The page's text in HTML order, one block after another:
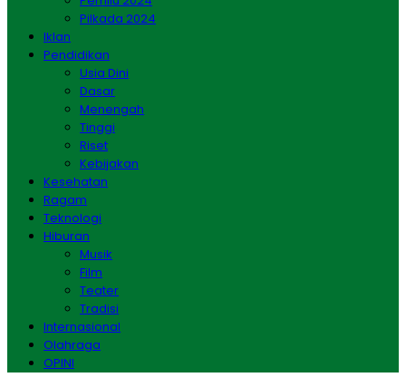
Pilkada 2024
Iklan
Pendidikan
Usia Dini
Dasar
Menengah
Tinggi
Riset
Kebijakan
Kesehatan
Ragam
Teknologi
Hiburan
Musik
Film
Teater
Tradisi
Internasional
Olahraga
OPINI